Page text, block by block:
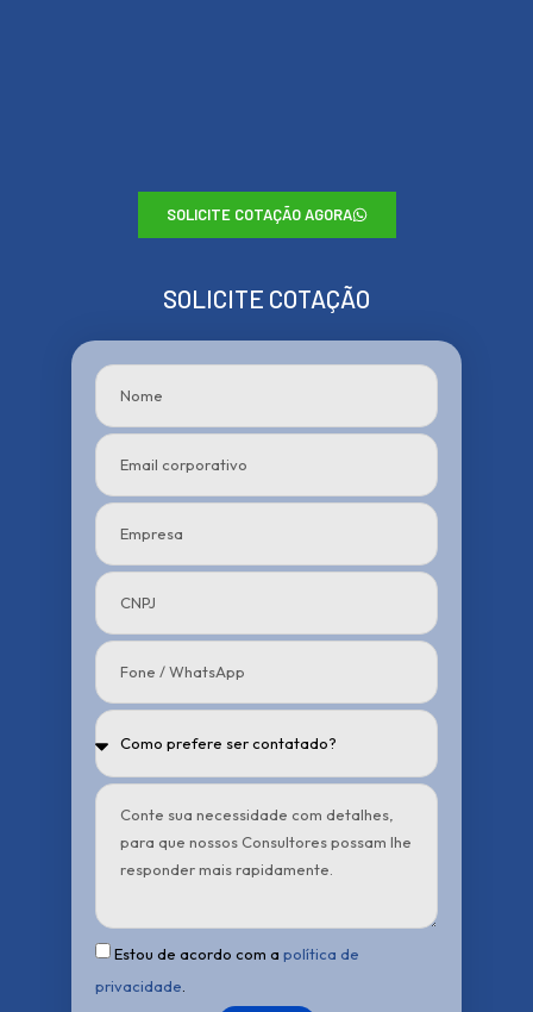
SOLICITE COTAÇÃO AGORA
SOLICITE COTAÇÃO
Estou de acordo com a política de
privacidade